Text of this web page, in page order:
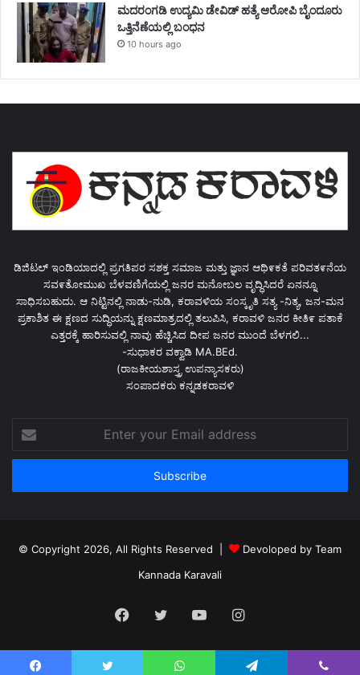
ಮದರಂಗಡಿ ಉದ್ಯಮಿ ಡೇವಿಡ್ ಹತ್ಯೆ ಆರೋಪಿ ಬೈಂದೂರು
ಒತ್ತಿನೆಣೆಯಲ್ಲಿ ಬಂಧನ
10 hours ago
ಡಿಜಿಟಲ್ ಇಂಡಿಯಾದಲ್ಲಿ ಪ್ರಗತಿಪರ ಸಶಕ್ತ ಸಮಾಜ ಮತ್ತು ಜ್ಞಾನ ಆಥಿ೯ಕತೆ ಪರಿವತ೯ನೆಯ
ಸವ೯ತೋಮುಖ ಬೆಳವಣಿಗೆಯಲ್ಲಿ ಜನರ ಮನೋಬಲ ವೃದ್ಧಿಸಿದರೆ ಏನನ್ನೂ
ಸಾಧಿಸಬಹುದು. ಆ ನಿಟ್ಟಿನಲ್ಲಿ ನಾಡು-ನುಡಿ, ಕರಾವಳಿಯ ಸಂಸ್ಕೃತಿ ಸತ್ಯ -ನಿತ್ಯ, ಜನ-ಮನ
ಪ್ರಕಾಶಿತ ಈ ಕ್ಷಣದ ಸುದ್ಧಿಯನ್ನು ಕ್ಷಣಮಾತ್ರದಲ್ಲಿ ತಲುಪಿಸಿ, ಕರಾವಳಿ ಜನರ ಕೀತಿ೯ ಪತಾಕೆ
ಎತ್ತರಕ್ಕೆ ಹಾರಿಸುವಲ್ಲಿ ನಾವು ಹೆಚ್ಚಿಸಿದ ದೀಪ ಜನರ ಮುಂದೆ ಬೆಳಗಲಿ...
-ಸುಧಾಕರ ವಕ್ವಾಡಿ MA.BEd.
(ರಾಜಕೀಯಶಾಸ್ತ್ರ ಉಪನ್ಯಾಸಕರು)
ಸಂಪಾದಕರು ಕನ್ನಡಕರಾವಳಿ
your
Email
© Copyright 2026, All Rights Reserved |
Devoloped by Team
Kannada Karavali
Facebook
TwitterYouTubeInstagram